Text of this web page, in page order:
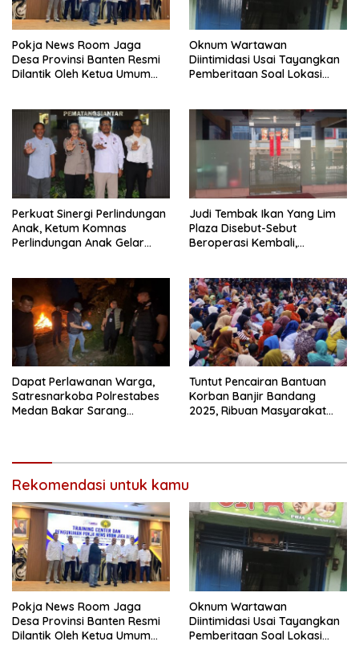
Pokja News Room Jaga
Desa Provinsi Banten Resmi
Dilantik Oleh Ketua Umum
Oknum Wartawan
Diintimidasi Usai Tayangkan
Pemberitaan Soal Lokasi
Perkuat Sinergi Perlindungan
Anak, Ketum Komnas
Perlindungan Anak Gelar
Judi Tembak Ikan Yang Lim
Plaza Disebut-Sebut
Beroperasi Kembali,
Dapat Perlawanan Warga,
Satresnarkoba Polrestabes
Medan Bakar Sarang
Tuntut Pencairan Bantuan
Korban Banjir Bandang
2025, Ribuan Masyarakat
Rekomendasi untuk kamu
Pokja News Room Jaga
Desa Provinsi Banten Resmi
Dilantik Oleh Ketua Umum
Oknum Wartawan
Diintimidasi Usai Tayangkan
Pemberitaan Soal Lokasi